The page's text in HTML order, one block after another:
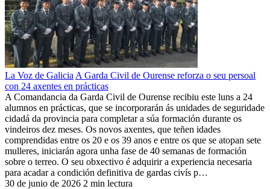
La Voz de Galicia A Garda Civil de Ourense reforza o seu persoal
con 24 axentes en prácticas
A Comandancia da Garda Civil de Ourense recibiu este luns a 24
alumnos en prácticas, que se incorporarán ás unidades de seguridade
cidadá da provincia para completar a súa formación durante os
vindeiros dez meses. Os novos axentes, que teñen idades
comprendidas entre os 20 e os 39 anos e entre os que se atopan sete
mulleres, iniciarán agora unha fase de 40 semanas de formación
sobre o terreo. O seu obxectivo é adquirir a experiencia necesaria
para acadar a condición definitiva de gardas civís p…
30 de junio de 2026 2 min lectura